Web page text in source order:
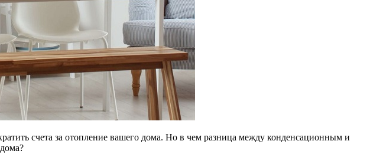
счета за отопление вашего дома. Но в чем разница между конденсационным и